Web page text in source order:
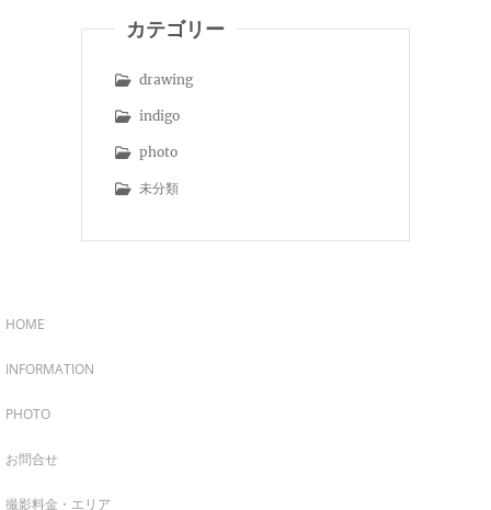
カテゴリー
drawing
indigo
photo
未分類
HOME
INFORMATION
PHOTO
お問合せ
撮影料金・エリア